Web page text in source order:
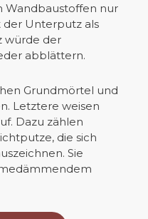
nur
der Unterputz als
würde der
abblättern.
Grundmörtel und
Letztere weisen
Dazu zählen
die sich
Sie